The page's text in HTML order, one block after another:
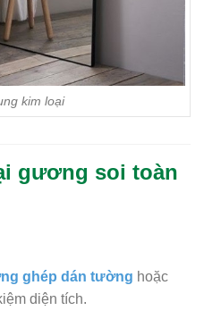
kim loại
gương soi toàn
ghép dán tường hoặc
diện tích.